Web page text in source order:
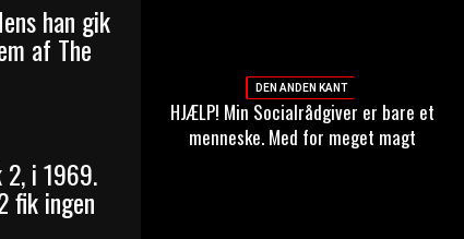
han gik
af The
i 1969.
fik ingen
DEN ANDEN KANT
HJÆLP! Min Socialrådgiver er bare et
menneske. Med for meget magt